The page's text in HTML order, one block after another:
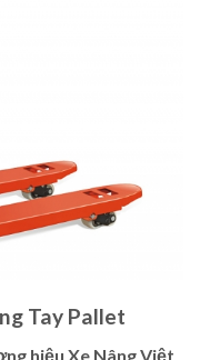
Tay Pallet
hiệu Xe Nâng Việt